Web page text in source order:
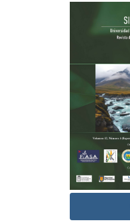
lateral
artículo